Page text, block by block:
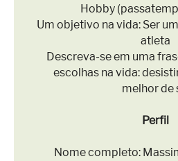
Hobby
Um objetivo na vida: Ser
atleta
Descreva-se em uma
escolhas na vida:
melhor de
Perfil
Nome completo: